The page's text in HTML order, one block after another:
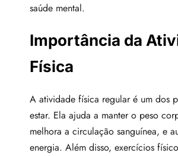
saúde mental.
Importância da
Física
A atividade física regular é um dos
estar. Ela ajuda a manter o peso
melhora a circulação sanguínea, e
energia. Além disso, exercícios